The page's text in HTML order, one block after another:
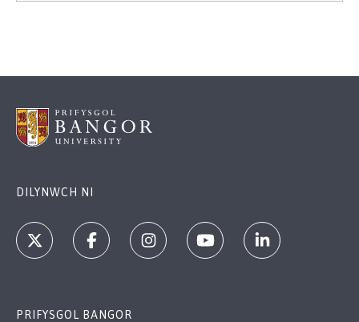
DILYNWCH NI
PRIFYSGOL BANGOR